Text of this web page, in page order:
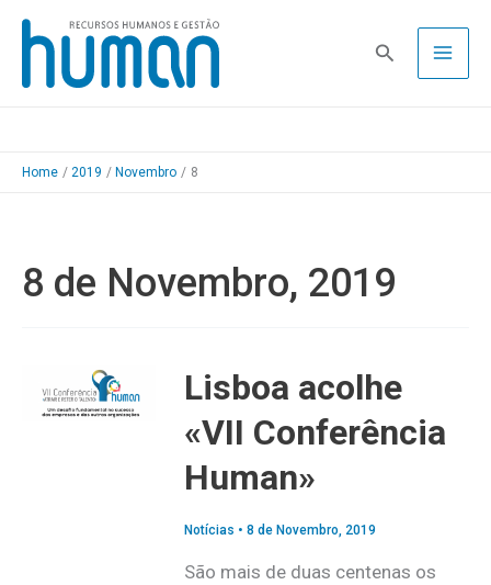
Skip
content
Pesquisa
Home 2019 Novembro 8
8 de Novembro, 2019
Lisboa acolhe
«VII Conferência
Human»
Notícias • 8 de Novembro, 2019
São mais de duas centenas os